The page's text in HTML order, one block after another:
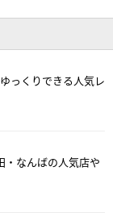
っくりできる人気レ
・なんばの人気店や